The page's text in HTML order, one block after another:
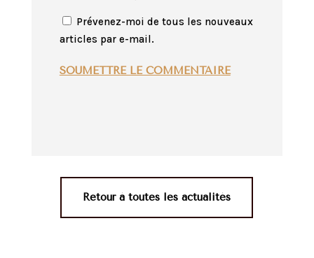
Prévenez-moi de tous les nouveaux
articles par e-mail.
SOUMETTRE LE COMMENTAIRE
Retour à toutes les actualités